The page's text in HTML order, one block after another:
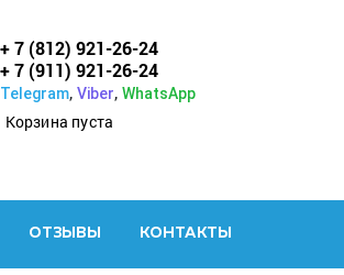
+ 7 (812) 921-26-24
+ 7 (911) 921-26-24
Telegram, Viber, WhatsApp
Корзина пуста
ОТЗЫВЫ КОНТАКТЫ